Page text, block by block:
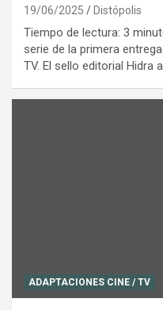
19/06/2025 Distópolis
Tiempo de lectura: 3
serie de la primera
TV. El sello editorial Hidra
ADAPTACIONES CINE / TV